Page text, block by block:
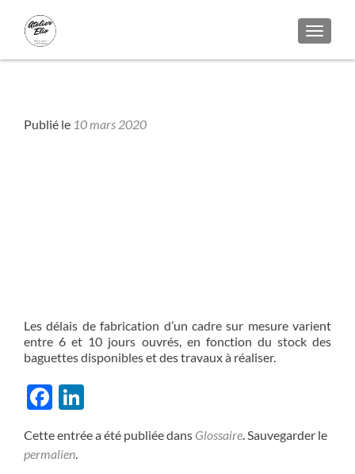
Publié le 10 mars 2020
Les délais de fabrication d’un cadre sur mesure varient
entre 6 et 10 jours ouvrés, en fonction du stock des
baguettes disponibles et des travaux à réaliser.
Facebook
Cette entrée a été publiée dans Glossaire. Sauvegarder le
permalien.